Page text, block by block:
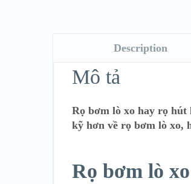
Description
Mô tả
Rọ bơm lò xo hay rọ hút
kỹ hơn về rọ bơm lò xo,
Rọ bơm lò